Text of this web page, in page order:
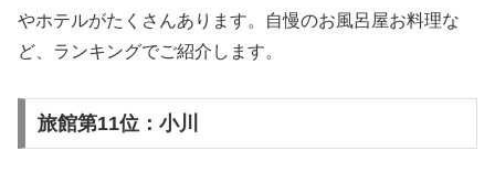
やホテルがたくさんあります。自慢のお風呂屋お料理な
ど、ランキングでご紹介します。
旅館第11位：小川